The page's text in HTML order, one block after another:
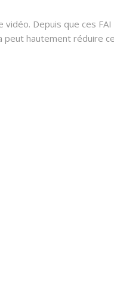
Depuis que ces
hautement réduire